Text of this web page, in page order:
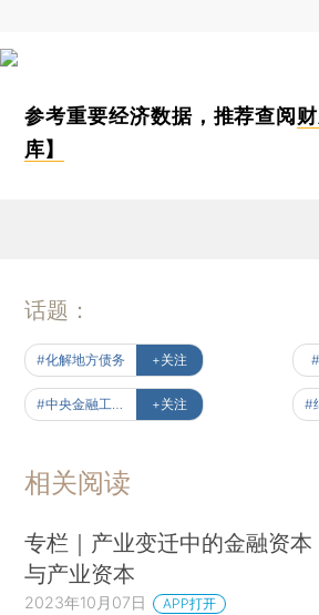
参考重要经济数据，推荐查阅
库】
话题：
#化解地方债务 +关注
+关注
相关阅读
专栏｜产业变迁中的金融资本
与产业资本
2023年10月07日 APP打开